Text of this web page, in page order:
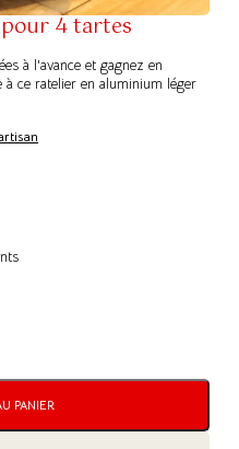
4 tartes
à l'avance et gagnez en
à ce ratelier en aluminium léger
PANIER